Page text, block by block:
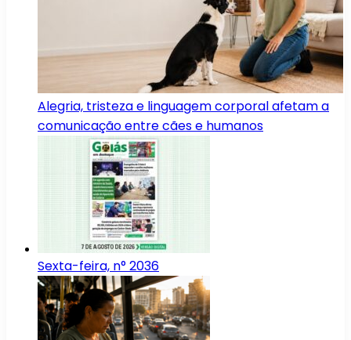
Alegria, tristeza e linguagem corporal afetam a
comunicação entre cães e humanos
Sexta-feira, n° 2036